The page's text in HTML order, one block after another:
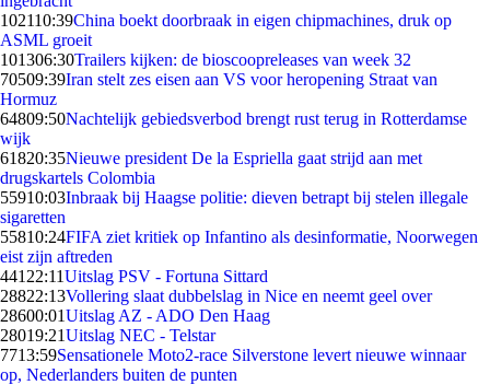
102110:39China boekt doorbraak in eigen chipmachines, druk op
ASML groeit
101306:30Trailers kijken: de bioscoopreleases van week 32
70509:39Iran stelt zes eisen aan VS voor heropening Straat van
Hormuz
64809:50Nachtelijk gebiedsverbod brengt rust terug in Rotterdamse
wijk
61820:35Nieuwe president De la Espriella gaat strijd aan met
drugskartels Colombia
55910:03Inbraak bij Haagse politie: dieven betrapt bij stelen illegale
sigaretten
55810:24FIFA ziet kritiek op Infantino als desinformatie, Noorwegen
eist zijn aftreden
441 22:11Uitslag PSV - Fortuna Sittard
28822:13Vollering slaat dubbelslag in Nice en neemt geel over
28600:01Uitslag AZ - ADO Den Haag
28019:21Uitslag NEC - Telstar
7713:59Sensationele Moto2-race Silverstone levert nieuwe winnaar
op, Nederlanders buiten de punten